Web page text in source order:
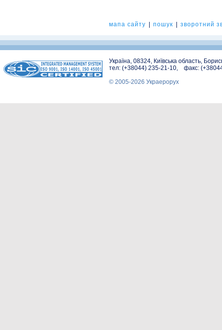
мапа сайту пошук зворотний
Україна, 08324, Київська область,
тел: (+38044) 235-21-10, факс:
© 2005-2026 Украерорух